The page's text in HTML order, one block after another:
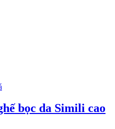
bọc da Simili cao